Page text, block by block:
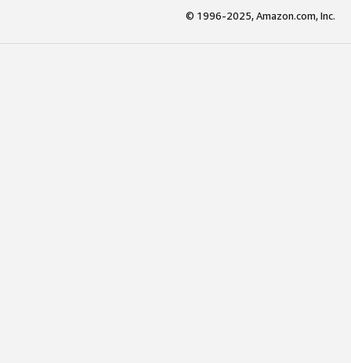
© 1996-2025, Amazon.com, Inc.